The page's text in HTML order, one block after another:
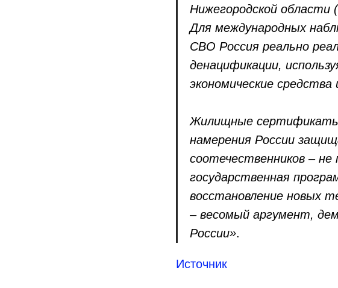
Нижегородской области
Для международных
СВО Россия реально
денацификации,
экономические
Жилищные сертификаты
намерения России
соотечественников – не
государственная
восстановление новых
– весомый аргумент,
России».
Источник